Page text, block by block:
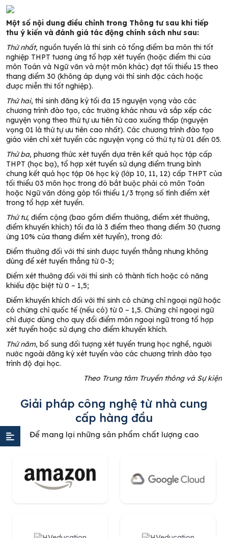
Một số nội dung điều chỉnh trong Thông tư sau khi tiếp
thu ý kiến và đánh giá tác động chính sách như sau:
Thứ nhất, nguồn tuyển là thí sinh có tổng điểm ba môn thi tốt
nghiệp THPT tương ứng tổ hợp xét tuyển (hoặc điểm thi của
môn Toán và Ngữ văn và một môn khác) đạt tối thiểu 15 theo
thang điểm 30 (không áp dụng với thí sinh đặc cách hoặc
được miễn thi tốt nghiệp).
Thứ hai, thí sinh đăng ký tối đa 15 nguyện vọng vào các
chương trình đào tạo, các trường khác nhau và sắp xếp các
nguyện vọng theo thứ tự ưu tiên từ cao xuống thấp (nguyện
vọng 01 là thứ tự ưu tiên cao nhất). Các chương trình đào tạo
giáo viên chỉ xét tuyển các nguyện vọng có thứ tự từ 01 đến 05.
Thứ ba, phương thức xét tuyển dựa trên kết quả học tập cấp
THPT (học bạ), tổ hợp xét tuyển sử dụng điểm trung bình
chung kết quả học tập 06 học kỳ (lớp 10, 11, 12) cấp THPT của
tối thiểu 03 môn học trong đó bắt buộc phải có môn Toán
hoặc Ngữ văn đóng góp tối thiểu 1/3 trọng số tính điểm xét
trong tổ hợp xét tuyển.
Thứ tư, điểm cộng (bao gồm điểm thưởng, điểm xét thưởng,
điểm khuyến khích) tối đa là 3 điểm theo thang điểm 30 (tương
ứng 10% của thang điểm xét tuyển), trong đó:
Điểm thưởng đối với thí sinh được tuyển thẳng nhưng không
dùng để xét tuyển thẳng từ 0-3;
Điểm xét thưởng đối với thí sinh có thành tích hoặc có năng
khiếu đặc biệt từ 0 – 1,5;
Điểm khuyến khích đối với thí sinh có chứng chỉ ngoại ngữ hoặc
có chứng chỉ quốc tế (nếu có) từ 0 – 1,5. Chứng chỉ ngoại ngữ
chỉ được dùng cho quy đổi điểm môn ngoại ngữ trong tổ hợp
xét tuyển hoặc sử dụng cho điểm khuyến khích.
Thứ năm, bổ sung đối tượng xét tuyển trung học nghề, người
nước ngoài đăng ký xét tuyển vào các chương trình đào tạo
trình độ đại học.
Theo Trung tâm Truyền thông và Sự kiện
Giải pháp công nghệ từ nhà cung
cấp hàng đầu
Để mang lại những sản phẩm chất lượng cao